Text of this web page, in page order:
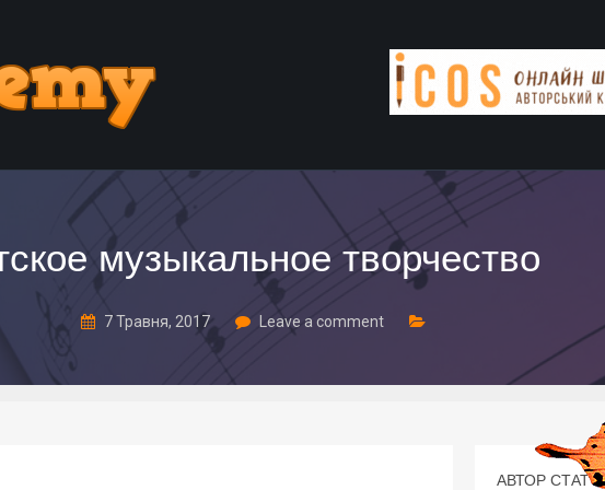
музыкальное творчество
7 Травня, 2017 Leave a comment
АВТОР СТАТТІ